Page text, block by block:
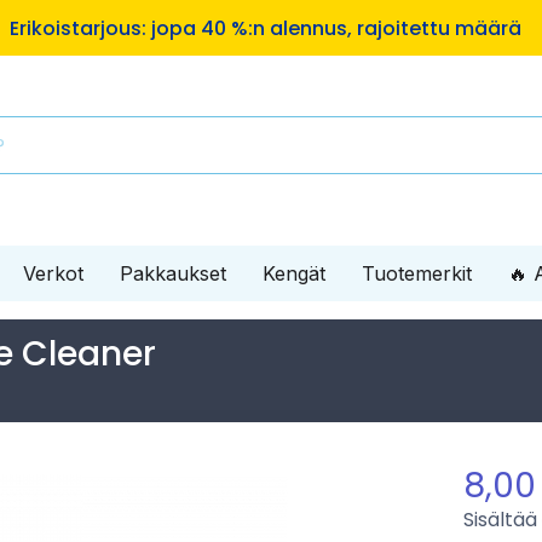
Verkot Pakkaukset Kengät Tuotemerkit 🔥
Cleaner